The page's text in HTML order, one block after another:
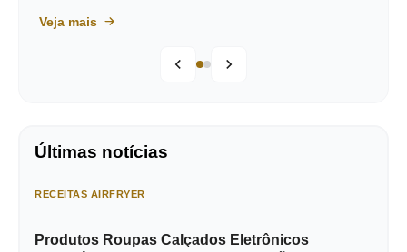
Veja mais
Últimas notícias
RECEITAS AIRFRYER
Produtos Roupas Calçados Eletrônicos